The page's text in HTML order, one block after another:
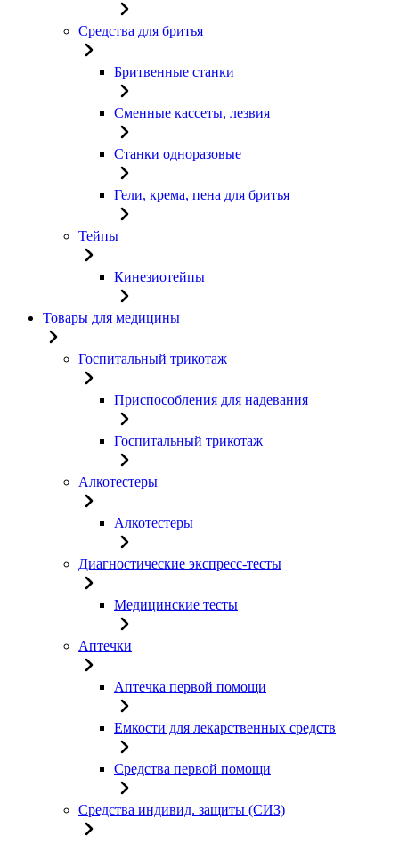
Средства для бритья
Бритвенные станки
Сменные кассеты, лезвия
Станки одноразовые
Гели, крема, пена для бритья
Тейпы
Кинезиотейпы
Товары для медицины
Госпитальный трикотаж
Приспособления для надевания
Госпитальный трикотаж
Алкотестеры
Алкотестеры
Диагностические экспресс-тесты
Медицинские тесты
Аптечки
Аптечка первой помощи
Емкости для лекарственных средств
Средства первой помощи
Средства индивид. защиты (СИЗ)